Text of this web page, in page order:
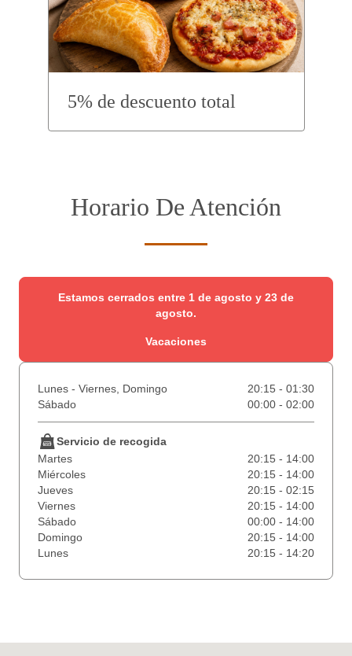
5% de descuento total
Horario De Atención
Estamos cerrados entre 1 de agosto y 23 de
agosto.
Vacaciones
Lunes - Viernes, Domingo
20:15 - 01:30
Sábado
00:00 - 02:00
Servicio de recogida
Martes
20:15 - 14:00
Miércoles
20:15 - 14:00
Jueves
20:15 - 02:15
Viernes
20:15 - 14:00
Sábado
00:00 - 14:00
Domingo
20:15 - 14:00
Lunes
20:15 - 14:20